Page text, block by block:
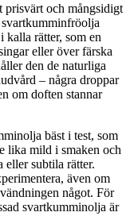
prisvärt och mångsidigt
kalla rätter, som en
eller över färska
den de naturliga
– några droppar
om doften stannar
bäst i test, som
lika mild i smaken och
eller subtila rätter.
även om
något. För
svartkumminolja är